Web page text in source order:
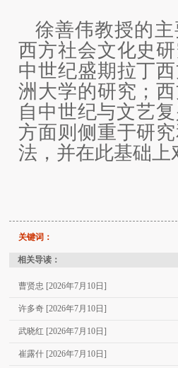
徐善伟教授的
西方社会文化史
中世纪盛期拉丁
洲大学的研究；
自中世纪与文艺
方面则侧重于研
法，并在此基础
关键词：
相关导读：
曹贤忠 [2026年7月10日]
许多奇 [2026年7月10日]
武晓红 [2026年7月10日]
崔露什 [2026年7月10日]